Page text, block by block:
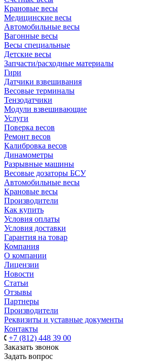
Крановые весы
Медицинские весы
Автомобильные весы
Вагонные весы
Весы специальные
Детские весы
Запчасти/расходные материалы
Гири
Датчики взвешивания
Весовые терминалы
Тензодатчики
Модули взвешивающие
Услуги
Поверка весов
Ремонт весов
Калибровка весов
Динамометры
Разрывные машины
Весовые дозаторы БСУ
Автомобильные весы
Крановые весы
Производители
Как купить
Условия оплаты
Условия доставки
Гарантия на товар
Компания
О компании
Лицензии
Новости
Статьи
Отзывы
Партнеры
Производители
Реквизиты и уставные документы
Контакты
+7 (812) 448 39 00
Заказать звонок
Задать вопрос